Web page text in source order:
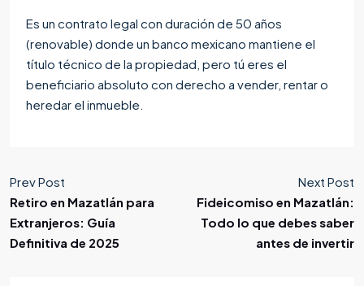
Es un contrato legal con duración de 50 años
(renovable) donde un banco mexicano mantiene el
título técnico de la propiedad, pero tú eres el
beneficiario absoluto con derecho a vender, rentar o
heredar el inmueble.
Prev Post
Retiro en Mazatlán para
Extranjeros: Guía
Definitiva de 2025
Next Post
Fideicomiso en Mazatlán:
Todo lo que debes saber
antes de invertir